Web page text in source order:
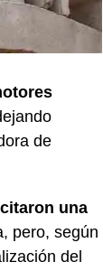
de
una
pero, según
del